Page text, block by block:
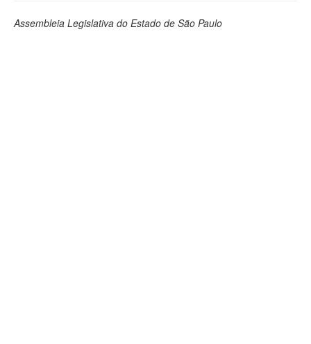
Assembleia Legislativa do Estado de São Paulo